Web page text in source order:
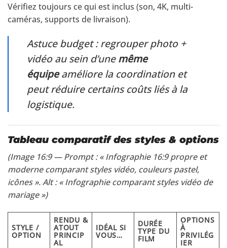
Vérifiez toujours ce qui est inclus (son, 4K, multi-
caméras, supports de livraison).
Astuce budget : regrouper photo +
vidéo au sein d’unemême
équipeaméliore la coordination et
peut réduire certains coûts liés à la
logistique.
Tableau comparatif des styles & options
(Image 16:9 — Prompt : « Infographie 16:9 propre et
moderne comparant styles vidéo, couleurs pastel,
icônes ». Alt : « Infographie comparant styles vidéo de
mariage »)
STYLE /
OPTION
RENDU &
ATOUT
PRINCIP
AL
IDÉAL SI
VOUS…
DURÉE
TYPE DU
FILM
OPTIONS
À
PRIVILÉG
IER